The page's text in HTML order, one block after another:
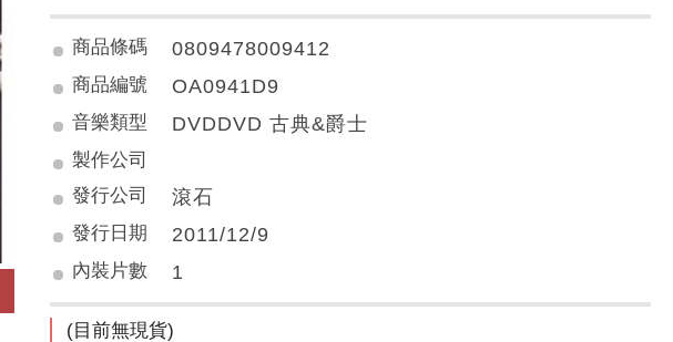
商品條碼 0809478009412
商品編號 OA0941D9
音樂類型 DVDDVD 古典&爵士
製作公司
發行公司
滾石
發行日期 2011/12/9
內裝片數 1
(目前無現貨)